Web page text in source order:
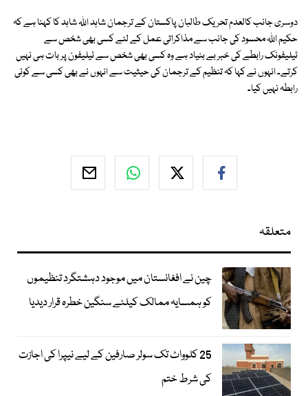
دوسری جانب کالعدم تحریک طالبان پاکستان کے ترجمان شاہد اللہ شاہد کا کہنا ہے کہ
حکیم اللہ محسود کی جانب سے مذاکراتی عمل کے لئے کسی بھی شخص سے
ٹیلیفونک رابطے کی خبر بے بنیاد ہے وہ کسی بھی شخص سے ٹیلیفون پر بات ہی نہیں
کرتے۔ انہوں نے کہا کہ تنظیم کے ترجمان کی حیثیت سے انہوں نے بھی کسی سے کوئی
رابطہ نہیں کیا۔
متعلقہ
چین نے افغانستان میں موجود دہشتگرد تنظیموں
کو ہمسایہ ممالک کیلئے سنگین خطرہ قرار دیدیا
25 کلوواٹ تک سولر صارفین کے لیے نیپرا کی اجازت
کی شرط ختم